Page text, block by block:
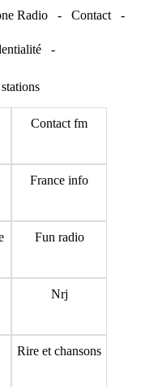
Radio - Contact -
-
Contact fm
France info
Fun radio
Nrj
Rire et chansons